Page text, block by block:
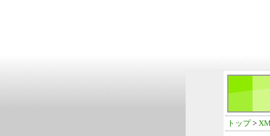
トップ>